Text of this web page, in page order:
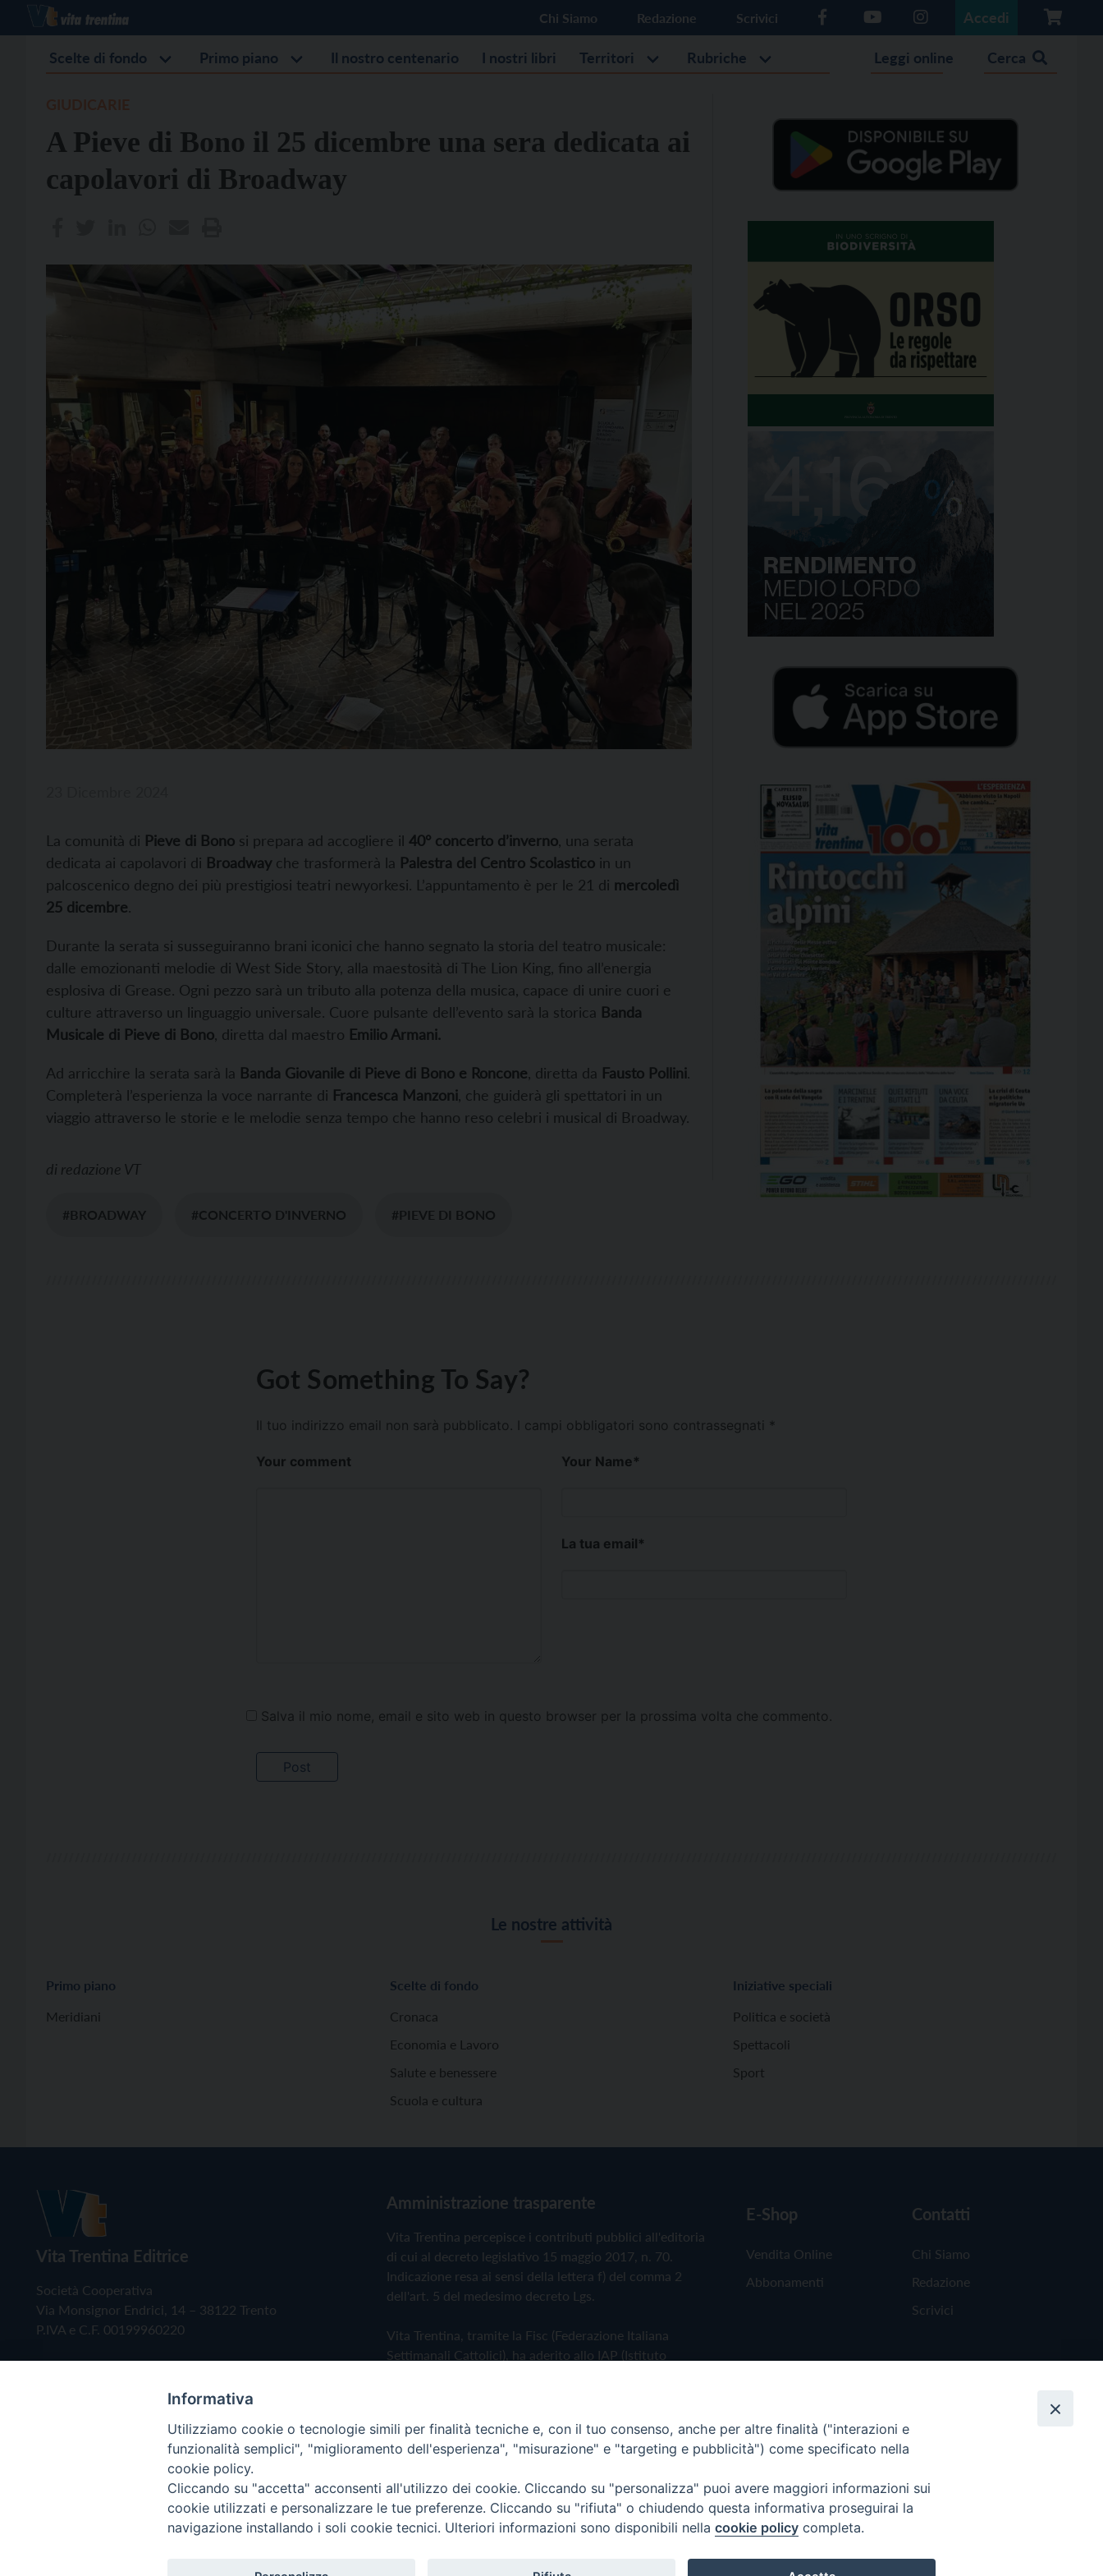
Chi Siamo Redazione Scrivici Accedi
Scelte di fondo Primo piano Il nostro centenario I nostri libri Territori Rubriche Leggi online Cerca
A Pieve di Bono il 25 dicembre una sera dedicata ai
capolavori di Broadway
La comunità di Pieve di Bono si prepara ad accogliere il 40° concerto d’inverno, una serata
dedicata ai capolavori di Broadway che trasformerà la Palestra del Centro Scolastico in un
palcoscenico degno dei più prestigiosi teatri newyorkesi. L’appuntamento è per le 21 di mercoledì
25 dicembre.
Durante la serata si susseguiranno brani iconici che hanno segnato la storia del teatro musicale:
dalle emozionanti melodie di West Side Story, alla maestosità di The Lion King, fino all’energia
esplosiva di Grease. Ogni pezzo sarà un tributo alla potenza della musica, capace di unire cuori e
culture attraverso un linguaggio universale. Cuore pulsante dell’evento sarà la storica Banda
Musicale di Pieve di Bono, diretta dal maestro Emilio Armani.
Ad arricchire la serata sarà la Banda Giovanile di Pieve di Bono e Roncone, diretta da Fausto Pollini.
Completerà l’esperienza la voce narrante di Francesca Manzoni, che guiderà gli spettatori in un
viaggio attraverso le storie e le melodie senza tempo che hanno reso celebri i musical di Broadway.
di redazione VT
#BROADWAY #CONCERTO D'INVERNO #PIEVE DI BONO
Got Something To Say?
Il tuo indirizzo email non sarà pubblicato. I campi obbligatori sono contrassegnati *
Your comment Your Name*
La tua email*
Salva il mio nome, email e sito web in questo browser per la prossima volta che commento.
Le nostre attività
Primo piano
Meridiani
Scelte di fondo
Cronaca
Economia e Lavoro
Salute e benessere
Scuola e cultura
Iniziative speciali
Politica e società
Spettacoli
Sport
Vita Trentina Editrice
Società Cooperativa
Via Monsignor Endrici, 14 – 38122 Trento
P.IVA e C.F. 00199960220
Amministrazione trasparente
Vita Trentina percepisce i contributi pubblici all'editoria
di cui al decreto legislativo 15 maggio 2017, n. 70.
Indicazione resa ai sensi della lettera f) del comma 2
dell'art. 5 del medesimo decreto Lgs.
Vita Trentina, tramite la Fisc (Federazione Italiana
Settimanali Cattolici), ha aderito allo IAP (Istituto
Privacy Policy Cookie Policy
E-Shop
Vendita Online
Abbonamenti
Contatti
Chi Siamo
Redazione
Scrivici
Copyright © 2019 - Tutti i diritti riservati - Vita Trentina Editrice
Informativa
Utilizziamo cookie o tecnologie simili per finalità tecniche e, con il tuo consenso, anche per altre finalità ("interazioni e
funzionalità semplici", "miglioramento dell'esperienza", "misurazione" e "targeting e pubblicità") come specificato nella
cookie policy.
Cliccando su "accetta" acconsenti all'utilizzo dei cookie. Cliccando su "personalizza" puoi avere maggiori informazioni sui
cookie utilizzati e personalizzare le tue preferenze. Cliccando su "rifiuta" o chiudendo questa informativa proseguirai la
navigazione installando i soli cookie tecnici. Ulteriori informazioni sono disponibili nella cookie policy completa.